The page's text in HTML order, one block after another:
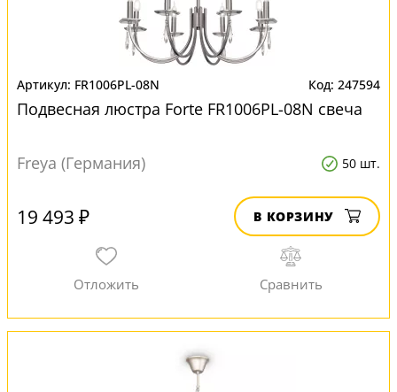
FR1006PL-08N 247594
Подвесная люстра Forte FR1006PL-08N свеча
Freya (Германия) 50 шт.
19 493 ₽ В КОРЗИНУ